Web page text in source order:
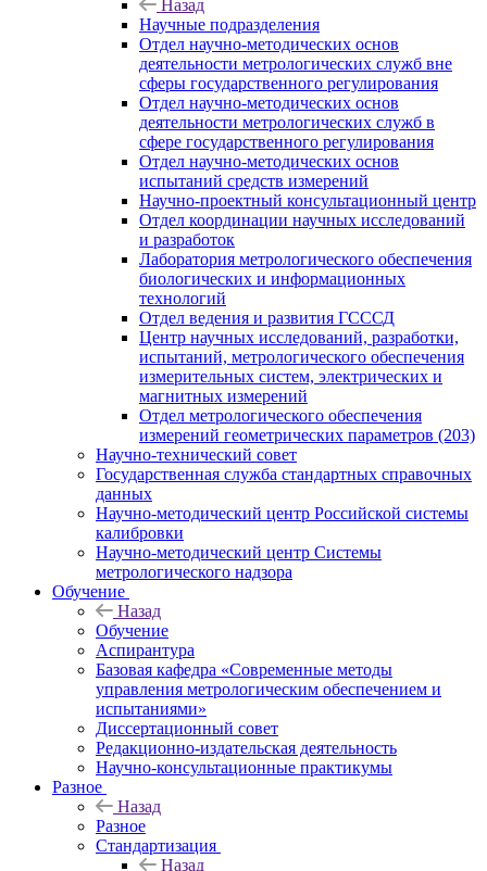
Назад
Научные подразделения
Отдел научно-методических основ
деятельности метрологических служб вне
сферы государственного регулирования
Отдел научно-методических основ
деятельности метрологических служб в
сфере государственного регулирования
Отдел научно-методических основ
испытаний средств измерений
Научно-проектный консультационный центр
Отдел координации научных исследований
и разработок
Лаборатория метрологического обеспечения
биологических и информационных
технологий
Отдел ведения и развития ГСССД
Центр научных исследований, разработки,
испытаний, метрологического обеспечения
измерительных систем, электрических и
магнитных измерений
Отдел метрологического обеспечения
измерений геометрических параметров (203)
Научно-технический совет
Государственная служба стандартных справочных
данных
Научно-методический центр Российской системы
калибровки
Научно-методический центр Системы
метрологического надзора
Обучение
Назад
Обучение
Аспирантура
Базовая кафедра «Современные методы
управления метрологическим обеспечением и
испытаниями»
Диссертационный совет
Редакционно-издательская деятельность
Научно-консультационные практикумы
Разное
Назад
Разное
Стандартизация
Назад